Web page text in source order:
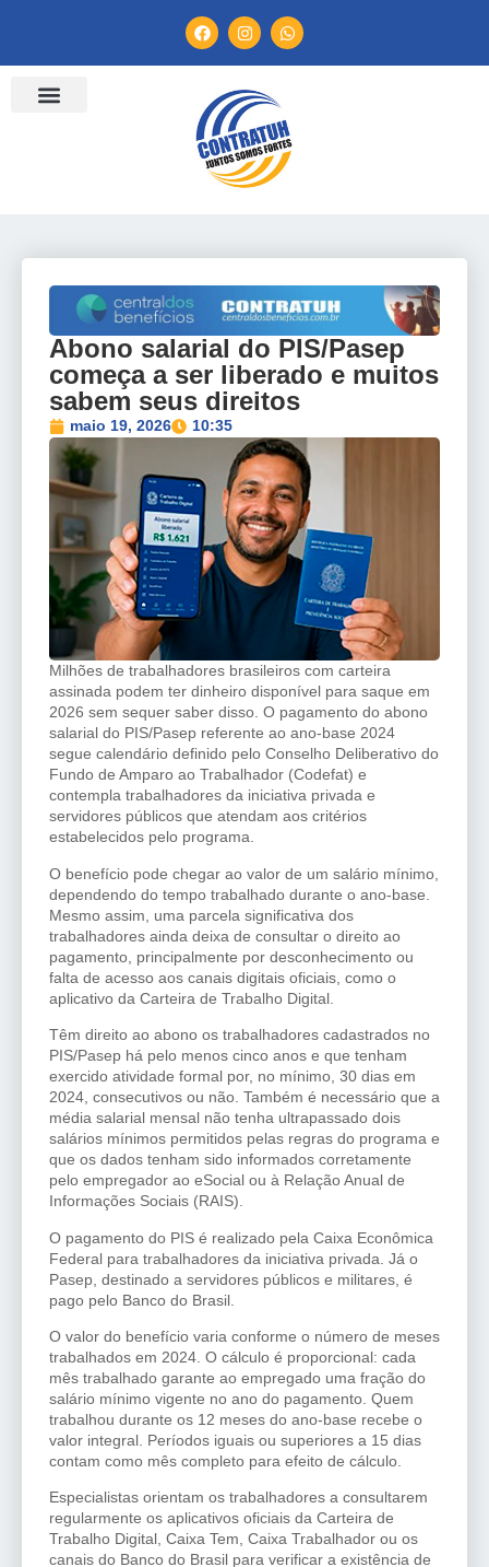
Abono salarial do PIS/Pasep
começa a ser liberado e muitos
sabem seus direitos
maio 19, 2026 10:35
Milhões de trabalhadores brasileiros com carteira
assinada podem ter dinheiro disponível para saque em
2026 sem sequer saber disso. O pagamento do abono
salarial do PIS/Pasep referente ao ano-base 2024
segue calendário definido pelo Conselho Deliberativo do
Fundo de Amparo ao Trabalhador (Codefat) e
contempla trabalhadores da iniciativa privada e
servidores públicos que atendam aos critérios
estabelecidos pelo programa.
O benefício pode chegar ao valor de um salário mínimo,
dependendo do tempo trabalhado durante o ano-base.
Mesmo assim, uma parcela significativa dos
trabalhadores ainda deixa de consultar o direito ao
pagamento, principalmente por desconhecimento ou
falta de acesso aos canais digitais oficiais, como o
aplicativo da Carteira de Trabalho Digital.
Têm direito ao abono os trabalhadores cadastrados no
PIS/Pasep há pelo menos cinco anos e que tenham
exercido atividade formal por, no mínimo, 30 dias em
2024, consecutivos ou não. Também é necessário que a
média salarial mensal não tenha ultrapassado dois
salários mínimos permitidos pelas regras do programa e
que os dados tenham sido informados corretamente
pelo empregador ao eSocial ou à Relação Anual de
Informações Sociais (RAIS).
O pagamento do PIS é realizado pela Caixa Econômica
Federal para trabalhadores da iniciativa privada. Já o
Pasep, destinado a servidores públicos e militares, é
pago pelo Banco do Brasil.
O valor do benefício varia conforme o número de meses
trabalhados em 2024. O cálculo é proporcional: cada
mês trabalhado garante ao empregado uma fração do
salário mínimo vigente no ano do pagamento. Quem
trabalhou durante os 12 meses do ano-base recebe o
valor integral. Períodos iguais ou superiores a 15 dias
contam como mês completo para efeito de cálculo.
Especialistas orientam os trabalhadores a consultarem
regularmente os aplicativos oficiais da Carteira de
Trabalho Digital, Caixa Tem, Caixa Trabalhador ou os
canais do Banco do Brasil para verificar a existência de